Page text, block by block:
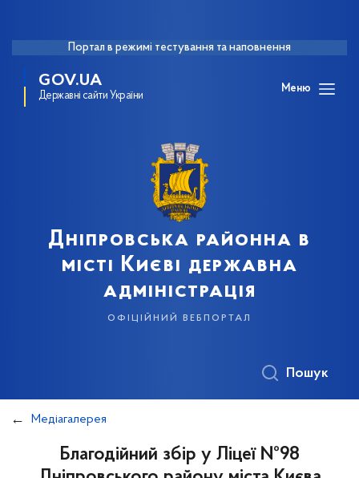
Портал в режимі тестування та наповнення
GOV.UA
Державні сайти України
Меню
Дніпровська районна в
місті Києві державна
адміністрація
офіційний вебпортал
Пошук
Медіагалерея
Благодійний збір у Ліцеї №98